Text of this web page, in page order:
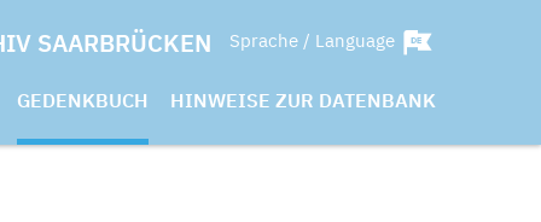
SAARBRÜCKEN Sprache / Language
GEDENKBUCH HINWEISE ZUR DATENBANK